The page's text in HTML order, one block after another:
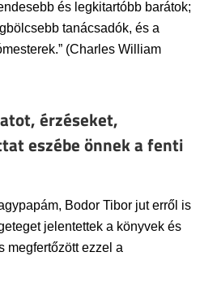
és legkitartóbb barátok;
tanácsadók, és a
(Charles William
érzéseket,
eszébe önnek a fenti
Bodor Tibor jut erről is
jelentettek a könyvek és
megfertőzött ezzel a